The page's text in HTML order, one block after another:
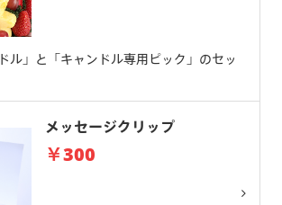
ル」と「キャンドル専用ピック」のセッ
メッセージクリップ
￥300